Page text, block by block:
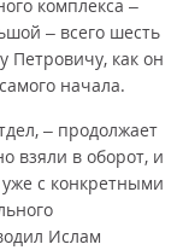
комплекса –
– всего шесть
Петровичу, как он
начала.
– продолжает
взяли в оборот, и
с конкретными
Ислам